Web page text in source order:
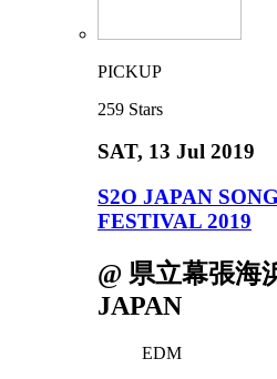
PICKUP
259 Stars
SAT, 13 Jul 2019
S2O JAPAN
FESTIVAL 2019
@ 県立幕張海
JAPAN
EDM